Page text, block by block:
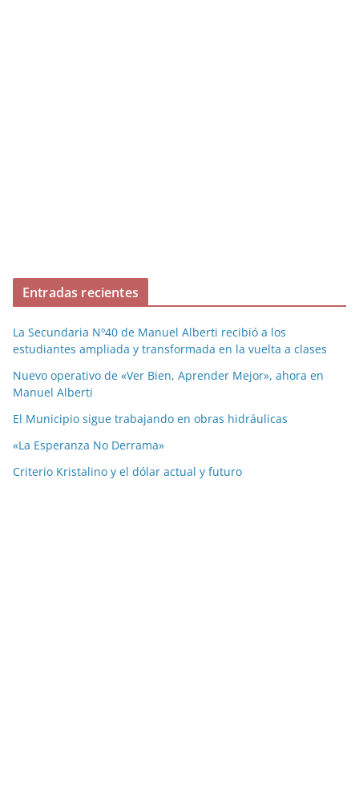
Entradas recientes
La Secundaria Nº40 de Manuel Alberti recibió a los
estudiantes ampliada y transformada en la vuelta a clases
Nuevo operativo de «Ver Bien, Aprender Mejor», ahora en
Manuel Alberti
El Municipio sigue trabajando en obras hidráulicas
«La Esperanza No Derrama»
Criterio Kristalino y el dólar actual y futuro